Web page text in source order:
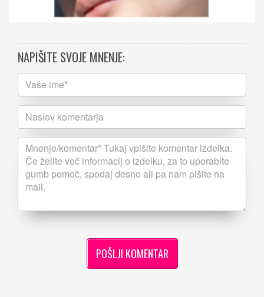
NAPIŠITE SVOJE MNENJE: